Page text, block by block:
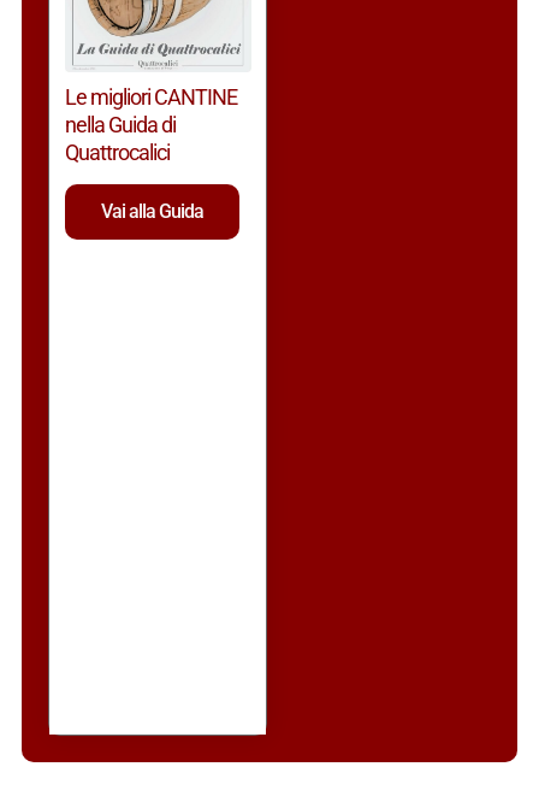
Le migliori CANTINE
nella Guida di
Quattrocalici
Vai alla Guida